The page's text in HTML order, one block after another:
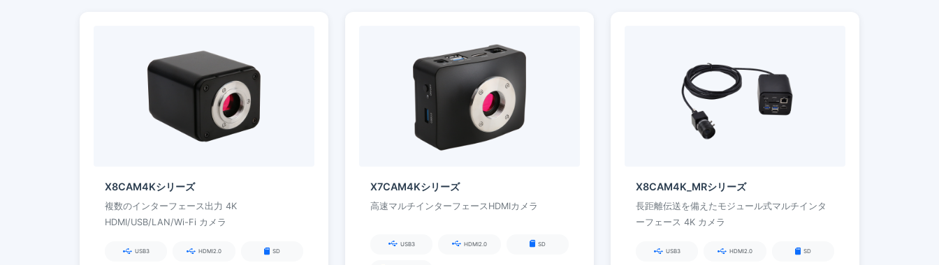
X8CAM4Kシリーズ
複数のインターフェース出力 4K
HDMI/USB/LAN/Wi-Fi カメラ
USB3 HDMI2.0 SD
X7CAM4Kシリーズ
高速マルチインターフェースHDMIカメラ
USB3 HDMI2.0 SD
X8CAM4K_MRシリーズ
長距離伝送を備えたモジュール式マルチインタ
ーフェース 4K カメラ
USB3 HDMI2.0 SD